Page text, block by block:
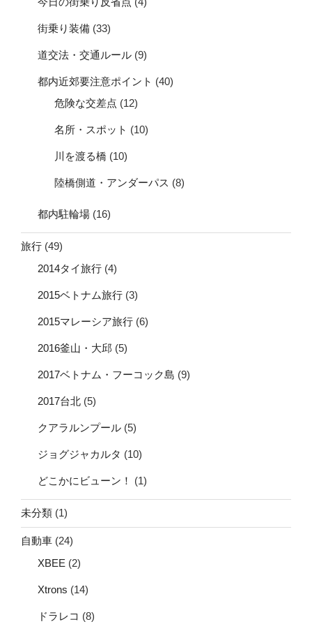
街乗り装備 (33)
道交法・交通ルール (9)
都内近郊要注意ポイント (40)
危険な交差点 (12)
名所・スポット (10)
川を渡る橋 (10)
陸橋側道・アンダーパス (8)
都内駐輪場 (16)
旅行 (49)
2014タイ旅行 (4)
2015ベトナム旅行 (3)
2015マレーシア旅行 (6)
2016釜山・大邱 (5)
2017ベトナム・フーコック島 (9)
2017台北 (5)
クアラルンプール (5)
ジョグジャカルタ (10)
どこかにビューン！ (1)
未分類 (1)
自動車 (24)
XBEE (2)
Xtrons (14)
ドラレコ (8)